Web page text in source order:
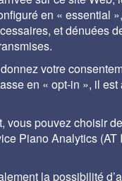
en « essential
et dénuées
votre
en « opt-in », il
vous pouvez choisir
Piano Analytics
la possibilité